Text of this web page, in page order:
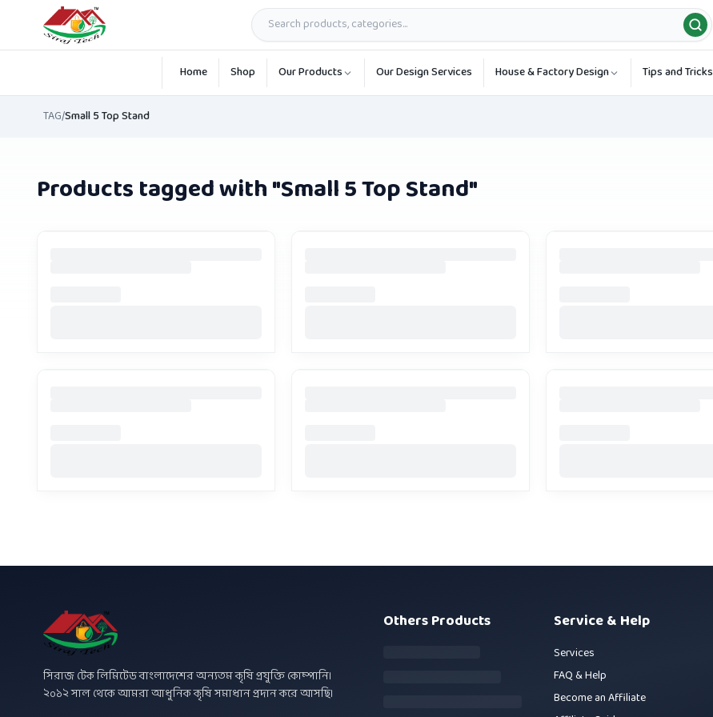
Skip to main content
Home Shop Our Products Our Design Services House & Factory Design Tips and Tricks
TAG/Small 5 Top Stand
Products tagged with "Small 5 Top Stand"
সিরাজ টেক লিমিটেড বাংলাদেশের অন্যতম কৃষি প্রযুক্তি কোম্পানি।
২০১২ সাল থেকে আমরা আধুনিক কৃষি সমাধান প্রদান করে আসছি।
Others Products Service & Help
Services
FAQ & Help
Become an Affiliate